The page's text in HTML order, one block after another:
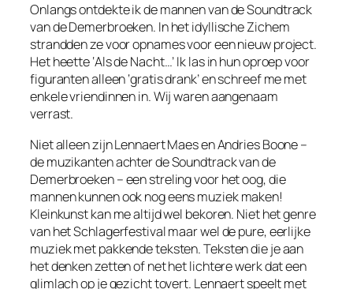
Onlangs ontdekte ik de mannen van de Soundtrack
van de Demerbroeken. In het idyllische Zichem
strandden ze voor opnames voor een nieuw project.
Het heette ‘Als de Nacht…’ Ik las in hun oproep voor
figuranten alleen ‘gratis drank’ en schreef me met
enkele vriendinnen in. Wij waren aangenaam
verrast.
Niet alleen zijn Lennaert Maes en Andries Boone –
de muzikanten achter de Soundtrack van de
Demerbroeken – een streling voor het oog, die
mannen kunnen ook nog eens muziek maken!
Kleinkunst kan me altijd wel bekoren. Niet het genre
van het Schlagerfestival maar wel de pure, eerlijke
muziek met pakkende teksten. Teksten die je aan
het denken zetten of net het lichtere werk dat een
glimlach op je gezicht tovert. Lennaert speelt met